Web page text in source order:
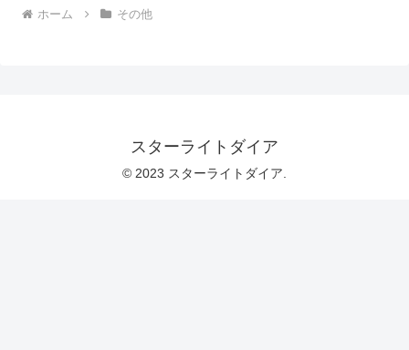
ホーム その他
スターライトダイア
© 2023 スターライトダイア.